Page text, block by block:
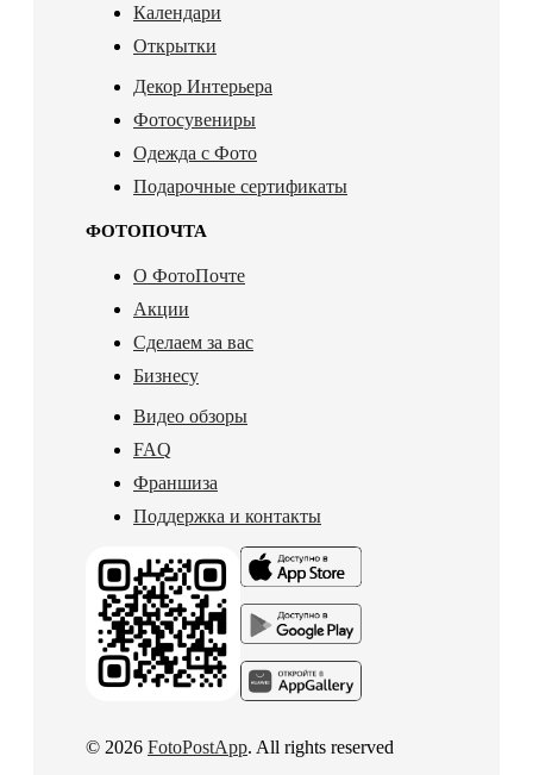
Календари
Открытки
Декор Интерьера
Фотосувениры
Одежда с Фото
Подарочные сертификаты
ФОТОПОЧТА
О ФотоПочте
Акции
Сделаем за вас
Бизнесу
Видео обзоры
FAQ
Франшиза
Поддержка и контакты
© 2026 FotoPostApp. All rights reserved